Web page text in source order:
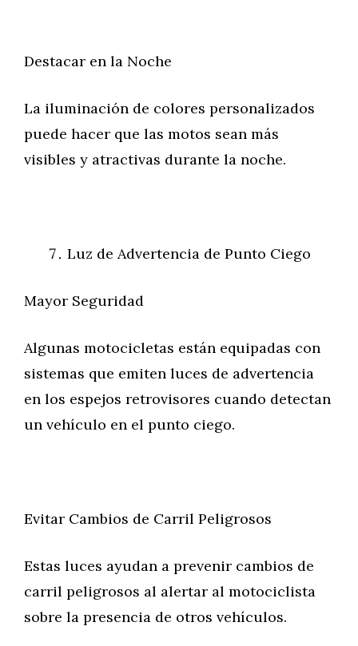
Destacar en la Noche
La iluminación de colores personalizados
puede hacer que las motos sean más
visibles y atractivas durante la noche.
Luz de Advertencia de Punto Ciego
Mayor Seguridad
Algunas motocicletas están equipadas con
sistemas que emiten luces de advertencia
en los espejos retrovisores cuando detectan
un vehículo en el punto ciego.
Evitar Cambios de Carril Peligrosos
Estas luces ayudan a prevenir cambios de
carril peligrosos al alertar al motociclista
sobre la presencia de otros vehículos.